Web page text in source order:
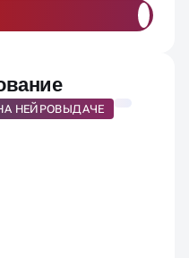
НЕЙРОВЫДАЧЕ